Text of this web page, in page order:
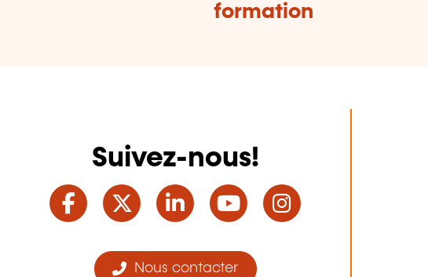
formation
Suivez-nous!
Facebook
TwitterLinkedInYouTube
Nous contacter